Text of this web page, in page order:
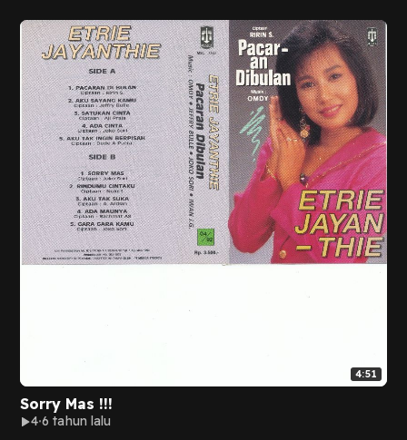
4:51
Sorry Mas !!!
4 6 tahun lalu